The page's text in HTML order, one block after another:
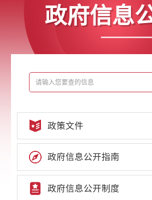
政府信息
政策文件
政府信息公开指南
政府信息公开制度